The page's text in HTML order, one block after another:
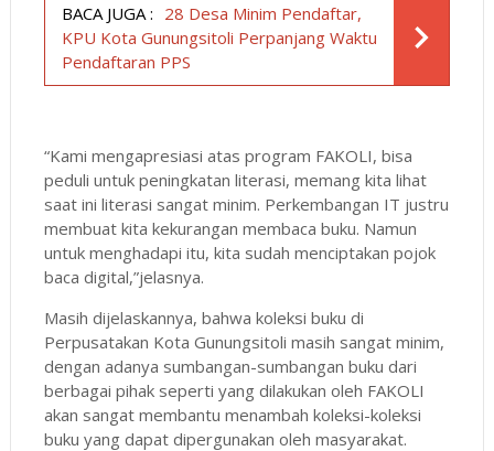
BACA JUGA : 28 Desa Minim Pendaftar,
KPU Kota Gunungsitoli Perpanjang Waktu
Pendaftaran PPS
“Kami mengapresiasi atas program FAKOLI, bisa
peduli untuk peningkatan literasi, memang kita lihat
saat ini literasi sangat minim. Perkembangan IT justru
membuat kita kekurangan membaca buku. Namun
untuk menghadapi itu, kita sudah menciptakan pojok
baca digital,”jelasnya.
Masih dijelaskannya, bahwa koleksi buku di
Perpusatakan Kota Gunungsitoli masih sangat minim,
dengan adanya sumbangan-sumbangan buku dari
berbagai pihak seperti yang dilakukan oleh FAKOLI
akan sangat membantu menambah koleksi-koleksi
buku yang dapat dipergunakan oleh masyarakat.